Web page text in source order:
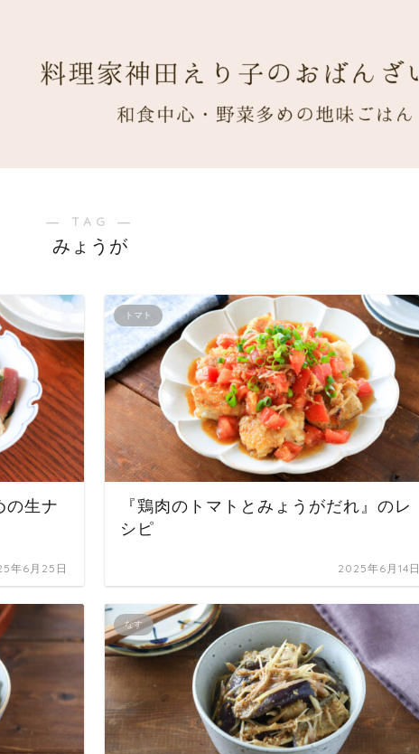
― TAG ―
みょうが
の生ナ
年6月25日
トマト
『鶏肉のトマトとみょうがだれ』のレ
シピ
2025年6月14日
なす